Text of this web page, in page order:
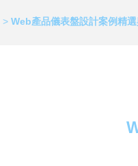
> Web產品儀表盤設計案例精